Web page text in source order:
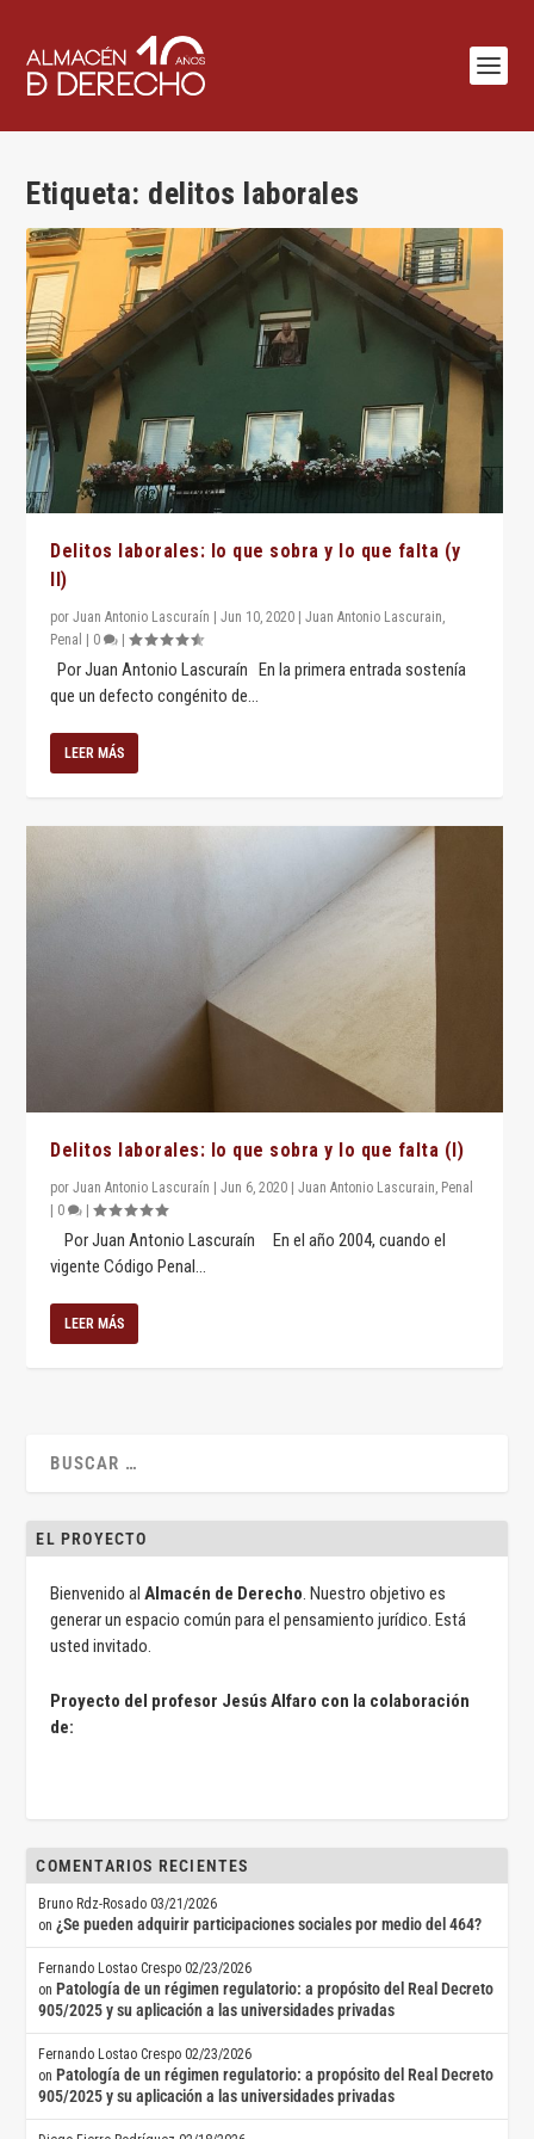
Etiqueta: delitos laborales
Delitos laborales: lo que sobra y lo que falta (y
II)
porJuan Antonio Lascuraín |Jun 10, 2020 |Juan Antonio Lascurain,
Penal
0 |
Por Juan Antonio Lascuraín En la primera entrada sostenía
que un defecto congénito de...
LEER MÁS
Delitos laborales: lo que sobra y lo que falta (I)
porJuan Antonio Lascuraín |Jun 6, 2020 |Juan Antonio Lascurain Penal
| 0 |
Por Juan Antonio Lascuraín En el año 2004, cuando el
vigente Código Penal...
LEER MÁS
EL PROYECTO
Bienvenido alAlmacén de Derecho. Nuestro objetivo es
generar un espacio común para el pensamiento jurídico. Está
usted invitado.
Proyecto del profesor Jesús Alfaro con la colaboración
de:
COMENTARIOS RECIENTES
Bruno Rdz-Rosado 03/21/2026
on¿Se pueden adquirir participaciones sociales por medio del 464?
Fernando Lostao Crespo 02/23/2026
on Patología de un régimen regulatorio: a propósito del Real Decreto
905/2025 y su aplicación a las universidades privadas
Fernando Lostao Crespo 02/23/2026
on Patología de un régimen regulatorio: a propósito del Real Decreto
905/2025 y su aplicación a las universidades privadas